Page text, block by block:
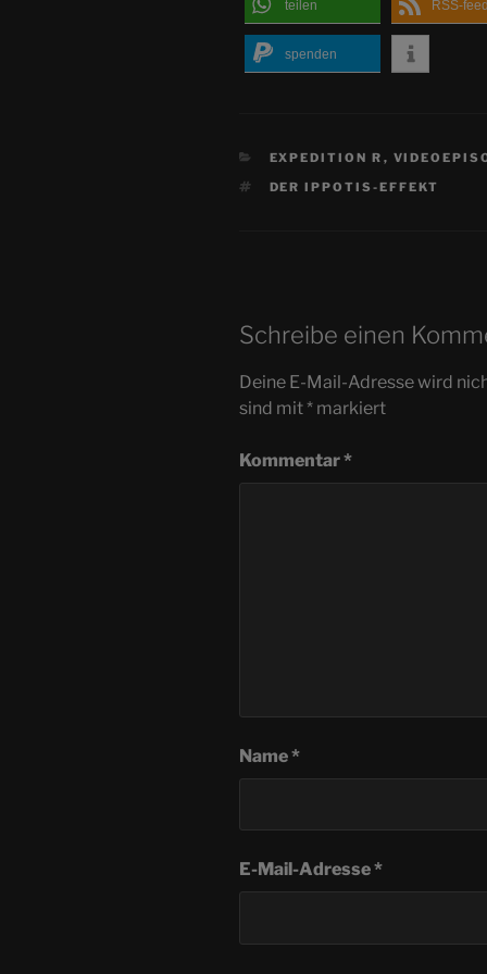
teilen RSS-feed
spenden
KATEGORIEN
EXPEDITION R ,
SCHLAGWÖRTER
DER IPPOTIS-EFFEKT
Schreibe einen
Deine E-Mail-Adresse wird
sind mit* markiert
Kommentar*
Name*
E-Mail-Adresse*